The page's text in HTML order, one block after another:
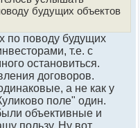
будущих объектов
по поводу будущих
т.е. с
остановиться.
договоров.
а не как у
поле" один.
объективные и